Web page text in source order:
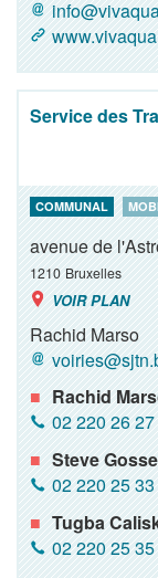
Service des
COMMUNAL
avenue de
1210 Bruxelles
VOIR PLAN
Rachid Marso
Rachid
02 220 26 27
Steve
02 220 25 33
Tugba
02 220 25 35